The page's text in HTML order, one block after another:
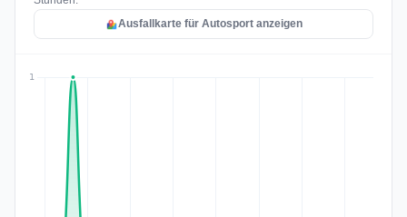
Ausfallkarte für Autosport anzeigen